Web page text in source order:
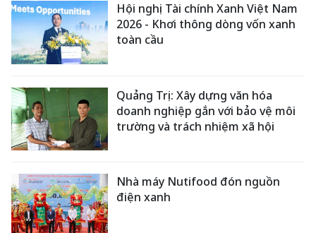
Hội nghị Tài chính Xanh Việt Nam
2026 - Khơi thông dòng vốn xanh
toàn cầu
Quảng Trị: Xây dựng văn hóa
doanh nghiệp gắn với bảo vệ môi
trường và trách nhiệm xã hội
Nhà máy Nutifood đón nguồn
điện xanh